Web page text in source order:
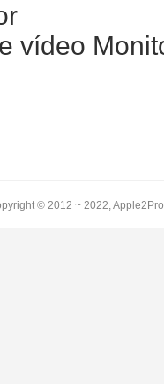
© 2012 ~ 2022,